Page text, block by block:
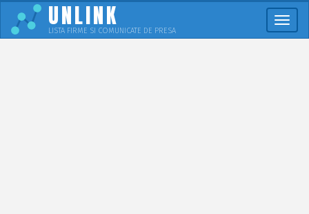
UNLINK
LISTA FIRME SI COMUNICATE DE PRESA